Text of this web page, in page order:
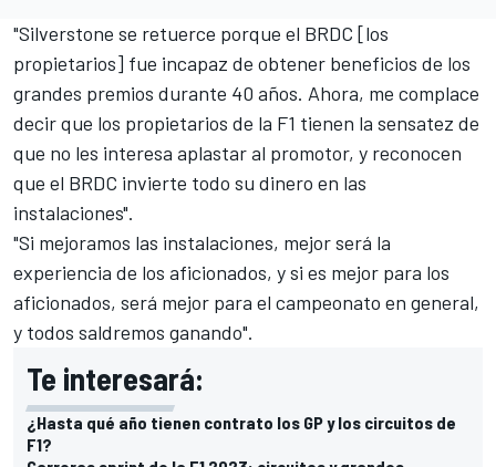
"Silverstone se retuerce porque el BRDC [los
propietarios] fue incapaz de obtener beneficios de los
grandes premios durante 40 años. Ahora, me complace
decir que los propietarios de la F1 tienen la sensatez de
que no les interesa aplastar al promotor, y reconocen
que el BRDC invierte todo su dinero en las
instalaciones".
"Si mejoramos las instalaciones, mejor será la
experiencia de los aficionados, y si es mejor para los
aficionados, será mejor para el campeonato en general,
y todos saldremos ganando".
Te interesará:
¿Hasta qué año tienen contrato los GP y los circuitos de
F1?